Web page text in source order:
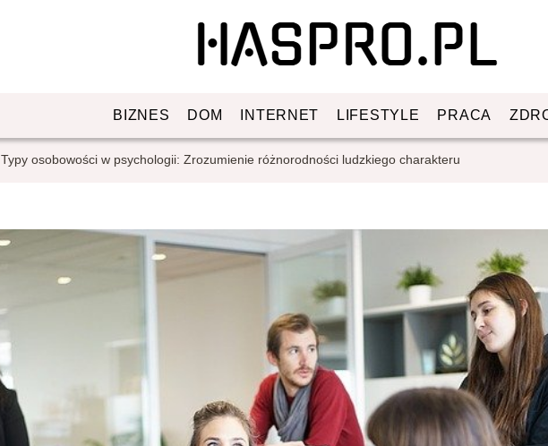
BIZNES DOM INTERNET LIFESTYLE PRACA
Typy osobowości w psychologii: Zrozumienie różnorodności ludzkiego charakteru